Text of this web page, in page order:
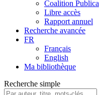
Coalition Publica
Libre accès
Rapport annuel
Recherche avancée
FR
Français
English
Ma bibliothèque
Recherche simple